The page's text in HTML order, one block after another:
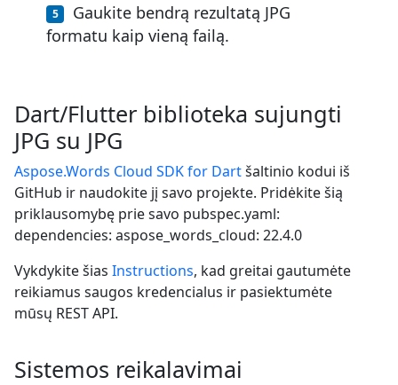
Gaukite bendrą rezultatą JPG
formatu kaip vieną failą.
Dart/Flutter biblioteka sujungti
JPG su JPG
Aspose.Words Cloud SDK for Dartšaltinio kodui iš
GitHub ir naudokite jį savo projekte. Pridėkite šią
priklausomybę prie savo pubspec.yaml:
dependencies: aspose_words_cloud: 22.4.0
Vykdykite šias Instructions, kad greitai gautumėte
reikiamus saugos kredencialus ir pasiektumėte
mūsų REST API.
Sistemos reikalavimai